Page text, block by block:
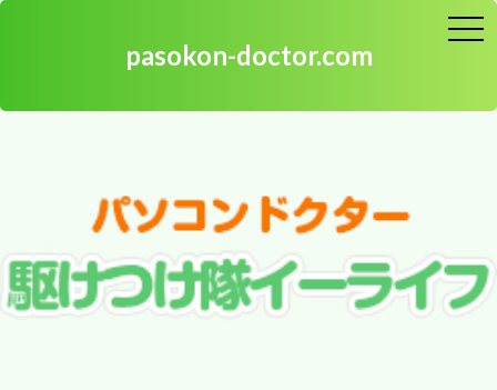
toggle
pasokon-doctor.com
幸手市のお客様、パソコンの出張修理は即日駆けつけその
場で対応いたします。